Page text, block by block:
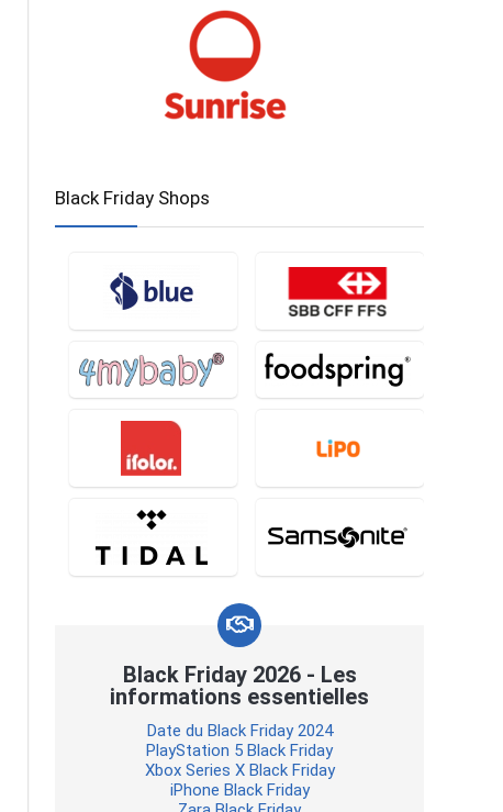
Black Friday Shops
Black Friday 2026 - Les
informations essentielles
Date du Black Friday 2024
PlayStation 5 Black Friday
Xbox Series X Black Friday
iPhone Black Friday